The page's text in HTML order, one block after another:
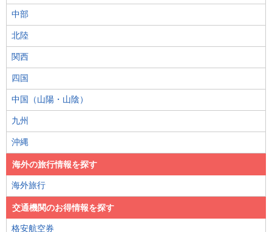
中部
北陸
関西
四国
中国（山陽・山陰）
九州
沖縄
海外の旅行情報を探す
海外旅行
交通機関のお得情報を探す
格安航空券